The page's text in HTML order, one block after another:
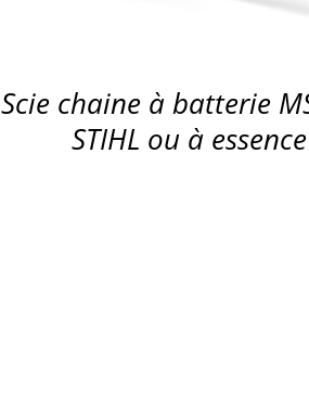
Scie chaine à batterie
STIHL ou à essence